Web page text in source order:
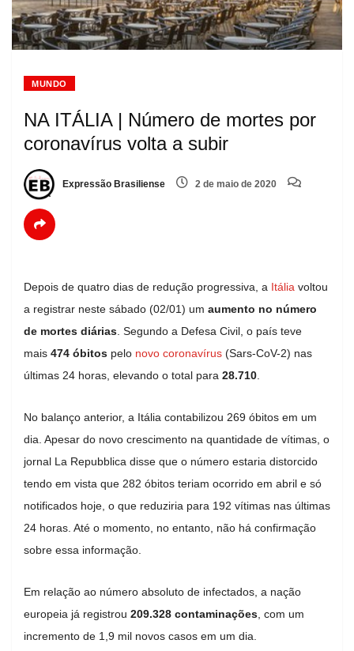
MUNDO
NA ITÁLIA | Número de mortes por
coronavírus volta a subir
Expressão Brasiliense 2 de maio de 2020
Depois de quatro dias de redução progressiva, a Itália voltou
a registrar neste sábado (02/01) um aumento no número
de mortes diárias . Segundo a Defesa Civil, o país teve
mais 474 óbitos pelo novo coronavírus (Sars-CoV-2) nas
últimas 24 horas, elevando o total para 28.710
No balanço anterior, a Itália contabilizou 269 óbitos em um
dia. Apesar do novo crescimento na quantidade de vítimas, o
jornal La Repubblica disse que o número estaria distorcido
tendo em vista que 282 óbitos teriam ocorrido em abril e só
notificados hoje, o que reduziria para 192 vítimas nas últimas
24 horas. Até o momento, no entanto, não há confirmação
sobre essa informação.
Em relação ao número absoluto de infectados, a nação
europeia já registrou 209.328 contaminações , com um
incremento de 1,9 mil novos casos em um dia.